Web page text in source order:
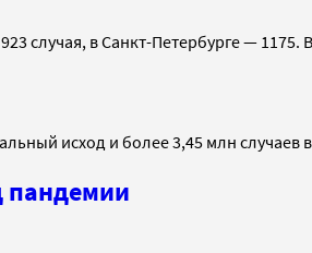
случая, в Санкт-Петербурге — 1175.
исход и более 3,45 млн случаев
пандемии